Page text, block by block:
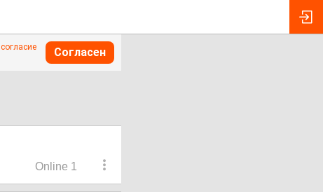
согласие
Согласен
Online 1